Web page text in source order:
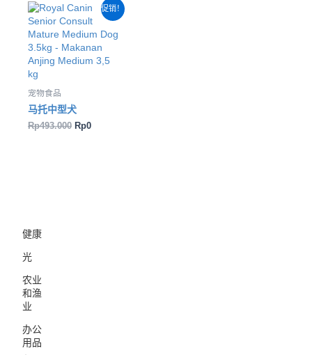
健康
光
农业
和渔
业
办公
用品
促销！
宠物食品
马托中型犬
Rp493.000
原
价
为：
Rp493.000。
Rp0
当
前
格
为：
Rp0。